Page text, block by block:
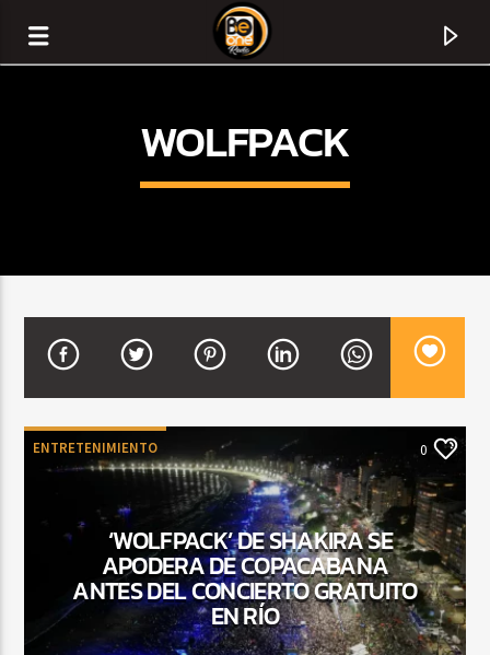
TITLE
ARTIST
CURRENT SHOW
NOCHE DJ EXTRAORDINARIA
9:00 PM 12:00 AM
WOLFPACK
ENTRETENIMIENTO 0
‘WOLFPACK’ DE SHAKIRA SE
APODERA DE COPACABANA
ANTES DEL CONCIERTO GRATUITO
EN RÍO